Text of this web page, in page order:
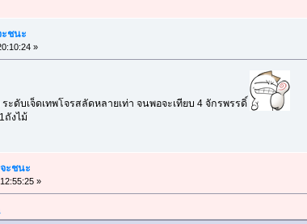
ะชนะ
»
ะดับเจ็ดเทพโจรสลัดหลายเท่า จนพอจะเทียบ 4 จักรพรรดิ์
ถังไม้
ะชนะ
»